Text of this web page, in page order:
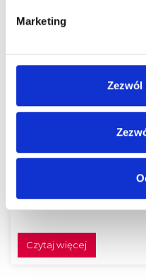
Marketing
Zezwól
Czytaj więcej
nami!
Czytaj więcej